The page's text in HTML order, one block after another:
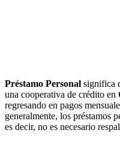
Préstamo Personal significa
una cooperativa de crédito en
regresando en pagos
generalmente, los préstamos
es decir, no es necesario